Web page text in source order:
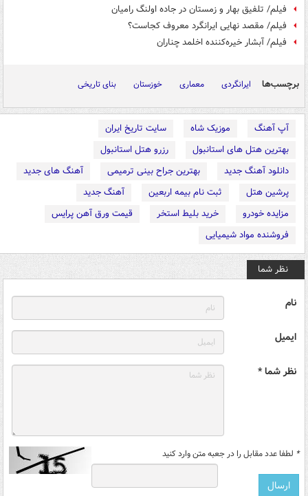
فیلم/ تلفیق بهار و زمستان در جاده اولنگ رامیان
فیلم/ مقصد نهایی ایرانگرد معروف کجاست؟
فیلم/ آبشار خیره‌کننده اخلمد چناران
برچسب‌ها ایرانگردی معماری خوزستان بنای تاریخی
آپ آهنگ موزیک شاه
سایت تاریخ ایران
بهترین هتل های استانبول
رزرو هتل استانبول
دانلود آهنگ جدید
بهترین جراح بینی ترمیمی
آهنگ های جدید
پرشین هتل
ثبت نام بیمه اربعین
آهنگ جدید
مزایده خودرو
خرید بلیط استخر
قیمت ورق آهن پرایس
فروشنده مواد شیمیایی
نظر شما
نام
ایمیل
نظر شما *
* لطفا عدد مقابل را در جعبه متن وارد کنید